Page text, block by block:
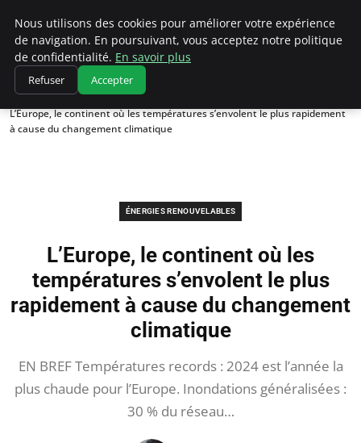
Climatedebtagents
Accueil
Énergies Renouvelables
L’Europe, le continent où les températures s’envolent le plus rapidement
à cause du changement climatique
ÉNERGIES RENOUVELABLES
L’Europe, le continent où les
températures s’envolent le plus
rapidement à cause du changement
climatique
EN BREF Températures records : 2024 est l’année la
plus chaude pour l’Europe. Inondations généralisées :
30 % du réseau…
Nous utilisons des cookies pour améliorer votre expérience
de navigation. En poursuivant, vous acceptez notre politique
de confidentialité. En savoir plus
Refuser Accepter